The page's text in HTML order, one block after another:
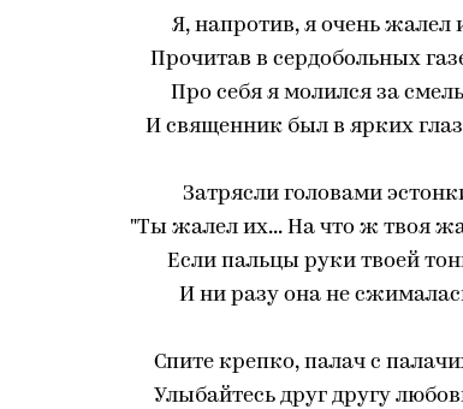
Я, напротив, я очень жалел
Прочитав в сердобольных
Про себя я молился за
И священник был в ярких
Затрясли головами
"Ты жалел их... На что ж твоя
Если пальцы руки твоей
И ни разу она не
Спите крепко, палач с
Улыбайтесь друг другу